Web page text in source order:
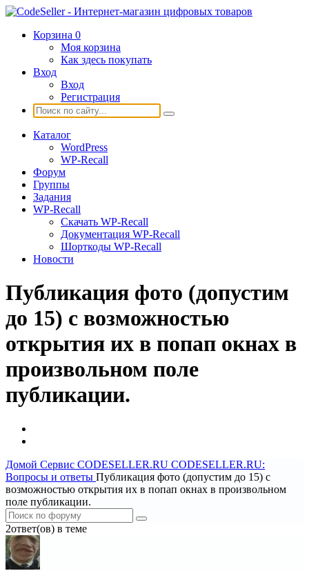
Корзина 0
Моя корзина
Как здесь покупать
Вход
Вход
Регистрация
Каталог
WordPress
WP-Recall
Форум
Группы
Задания
WP-Recall
Скачать WP-Recall
Документация WP-Recall
Шорткоды WP-Recall
Новости
Публикация фото (допустим
до 15) с возможностью
открытия их в попап окнах в
произвольном поле
публикации.
Домой Сервис CODESELLER.RU CODESELLER.RU:
Вопросы и ответы Публикация фото (допустим до 15) с
возможностью открытия их в попап окнах в произвольном
поле публикации.
2ответ(ов) в теме